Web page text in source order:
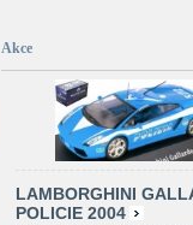
Akce
LAMBORGHINI
POLICIE 2004